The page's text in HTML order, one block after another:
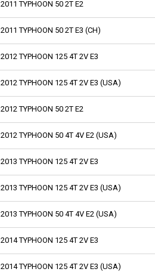
2011 TYPHOON 50 2T E2
2011 TYPHOON 50 2T E3 (CH)
2012 TYPHOON 125 4T 2V E3
2012 TYPHOON 125 4T 2V E3 (USA)
2012 TYPHOON 50 2T E2
2012 TYPHOON 50 4T 4V E2 (USA)
2013 TYPHOON 125 4T 2V E3
2013 TYPHOON 125 4T 2V E3 (USA)
2013 TYPHOON 50 4T 4V E2 (USA)
2014 TYPHOON 125 4T 2V E3
2014 TYPHOON 125 4T 2V E3 (USA)